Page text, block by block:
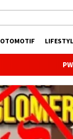
OTOMOTIF
PWI